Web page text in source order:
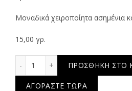
Μοναδικά χειροποίητα ασημένια
15,00 γρ.
ΠΡΟΣΘΉΚΗ ΣΤΟ
ΑΓΟΡΆΣΤΕ ΤΏΡΑ